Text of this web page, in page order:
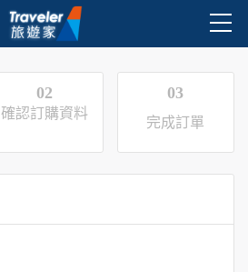
02
確認訂購資料
03
完成訂單